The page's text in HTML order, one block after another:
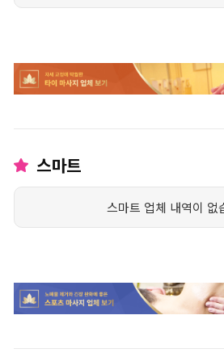
스마트
스마트 업체 내역이 없